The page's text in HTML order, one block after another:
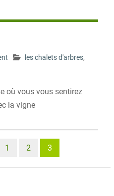
les chalets d'arbres,
où vous vous sentirez
la vigne
1 2 3